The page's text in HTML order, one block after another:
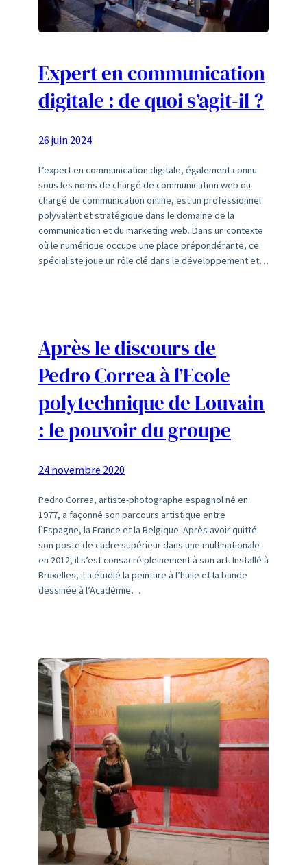
Expert en communication
digitale : de quoi s’agit-il ?
26 juin 2024
L’expert en communication digitale, également connu
sous les noms de chargé de communication web ou
chargé de communication online, est un professionnel
polyvalent et stratégique dans le domaine de la
communication et du marketing web. Dans un contexte
où le numérique occupe une place prépondérante, ce
spécialiste joue un rôle clé dans le développement et…
Après le discours de
Pedro Correa à l’Ecole
polytechnique de Louvain
: le pouvoir du groupe
24 novembre 2020
Pedro Correa, artiste-photographe espagnol né en
1977, a façonné son parcours artistique entre
l’Espagne, la France et la Belgique. Après avoir quitté
son poste de cadre supérieur dans une multinationale
en 2012, il s’est consacré pleinement à son art. Installé à
Bruxelles, il a étudié la peinture à l’huile et la bande
dessinée à l’Académie…